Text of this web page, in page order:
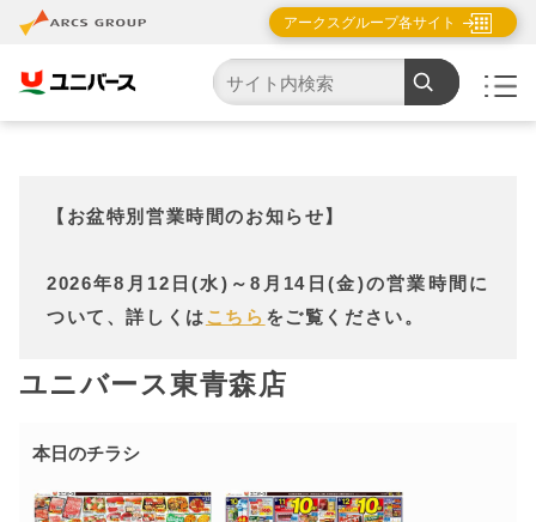
アークスグループ各サイト
TOP 店舗・チラシ検索 ユニバース東青森店
【お盆特別営業時間のお知らせ】
2026年8月12日(水)～8月14日(金)の営業時間に
ついて、詳しくは こちら をご覧ください。
ユニバース東青森店
本日のチラシ